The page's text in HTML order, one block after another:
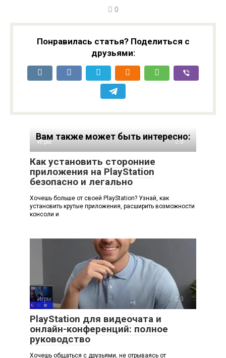
0
Понравилась статья? Поделиться с
друзьями:
Вам также может быть интересно:
Игры 0
Как установить сторонние
приложения на PlayStation
безопасно и легально
Хочешь больше от своей PlayStation? Узнай, как
установить крутые приложения, расширить возможности
консоли и
Игры 0
PlayStation для видеочата и
онлайн-конференций: полное
руководство
Хочешь общаться с друзьями, не отрываясь от